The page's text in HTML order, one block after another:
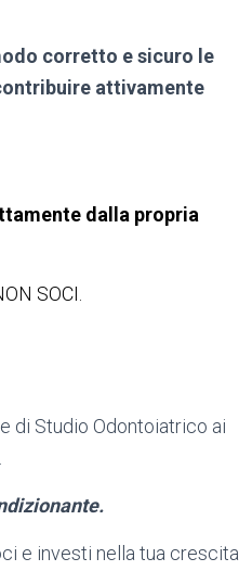
corretto e sicuro le
attivamente
dalla propria
SOCI.
di Studio Odontoiatrico ai
e investi nella tua crescita